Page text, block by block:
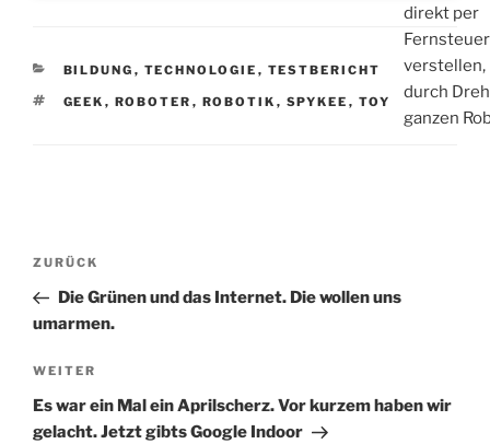
direkt per
verstellen,
durch
ganzen
KATEGORIEN
BILDUNG , TECHNOLOGIE , TESTBERICHT
SCHLAGWÖRTER
GEEK , ROBOTER , ROBOTIK , SPYKEE , TOY
Beitragsnavigation
Vorheriger
Beitrag
ZURÜCK
Die Grünen und das Internet. Die wollen uns
umarmen.
Nächster
Beitrag
WEITER
Es war ein Mal ein Aprilscherz. Vor kurzem haben wir
gelacht. Jetzt gibts Google Indoor